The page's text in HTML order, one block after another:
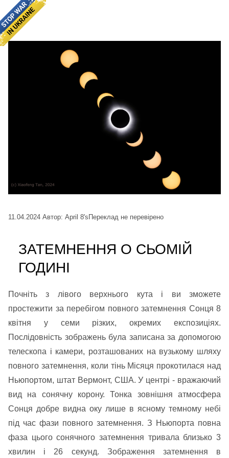
11.04.2024 Автор: April 8's Переклад не перевірено
ЗАТЕМНЕННЯ О СЬОМІЙ
ГОДИНІ
Почніть з лівого верхнього кута і ви зможете
простежити за перебігом повного затемнення Сонця 8
квітня у семи різких, окремих експозиціях.
Послідовність зображень була записана за допомогою
телескопа і камери, розташованих на вузькому шляху
повного затемнення, коли тінь Місяця прокотилася над
Ньюпортом, штат Вермонт, США. У центрі - вражаючий
вид на сонячну корону. Тонка зовнішня атмосфера
Сонця добре видна оку лише в ясному темному небі
під час фази повного затемнення. З Ньюпорта повна
фаза цього сонячного затемнення тривала близько 3
хвилин і 26 секунд. Зображення затемнення в